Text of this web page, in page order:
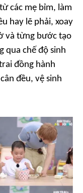
các mẹ bỉm, làm
hay lẽ phải, xoay
và từng bước tạo
qua chế độ sinh
đồng hành
đều, vệ sinh